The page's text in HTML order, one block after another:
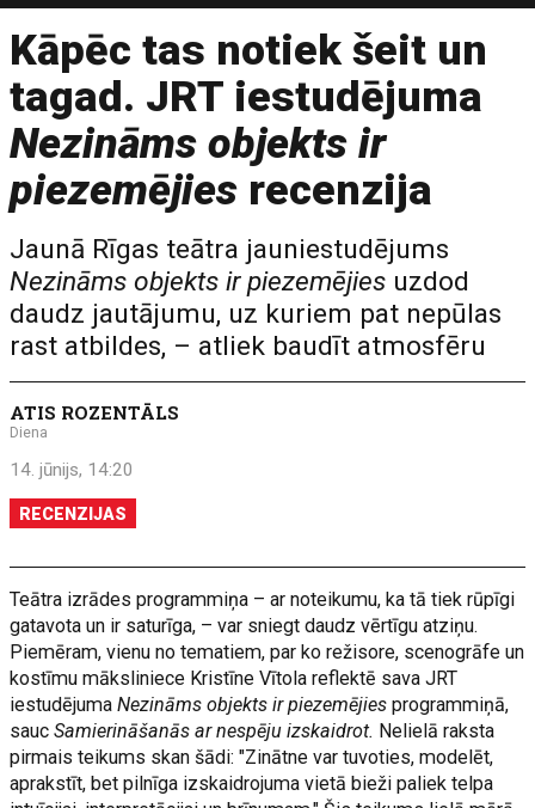
Kāpēc tas notiek šeit un
tagad. JRT iestudējuma
Nezināms objekts ir
piezemējies recenzija
Jaunā Rīgas teātra jauniestudējums
Nezināms objekts ir piezemējies uzdod
daudz jautājumu, uz kuriem pat nepūlas
rast atbildes, – atliek baudīt atmosfēru
ATIS ROZENTĀLS
Diena
14. jūnijs, 14:20
RECENZIJAS
Teātra izrādes programmiņa – ar noteikumu, ka tā tiek rūpīgi
gatavota un ir saturīga, – var sniegt daudz vērtīgu atziņu.
Piemēram, vienu no tematiem, par ko režisore, scenogrāfe un
kostīmu māksliniece Kristīne Vītola reflektē sava JRT
iestudējumaNezināms objekts ir piezemējies programmiņā,
saucSamierināšanās ar nespēju izskaidrot. Nelielā raksta
pirmais teikums skan šādi: "Zinātne var tuvoties, modelēt,
aprakstīt, bet pilnīga izskaidrojuma vietā bieži paliek telpa